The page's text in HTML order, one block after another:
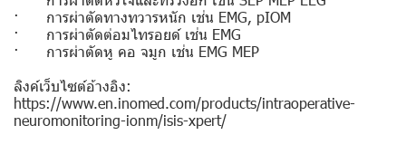
· การผ่าตัดทางทวารหนัก เช่น EMG, pIOM
· การผ่าตัดต่อมไทรอยด์ เช่น EMG
· การผ่าตัดหู คอ จมูก เช่น EMG MEP
ลิงค์เว็บไซต์อ้างอิง:
https://www.en.inomed.com/products/intraoperative-
neuromonitoring-ionm/isis-xpert/